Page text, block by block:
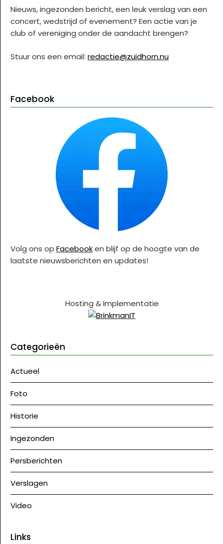
Nieuws, ingezonden bericht, een leuk verslag van een
concert, wedstrijd of evenement? Een actie van je
club of vereniging onder de aandacht brengen?
Stuur ons een email: redactie@zuidhorn.nu
Facebook
Volg ons op Facebooken blijf op de hoogte van de
laatste nieuwsberichten en updates!
Hosting & Implementatie
Categorieën
Actueel
Foto
Historie
Ingezonden
Persberichten
Verslagen
Video
Links